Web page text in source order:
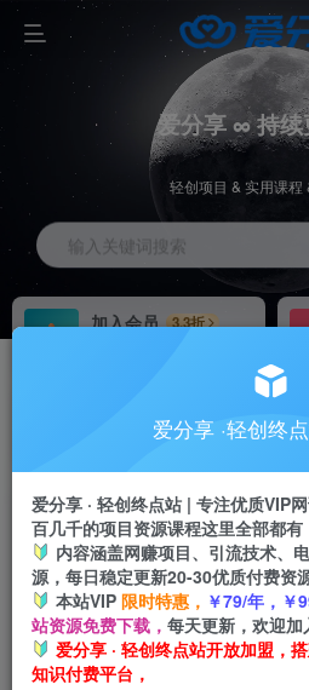
爱分享 ∞ 持续
轻创项目 & 实用课程
输入关键词搜索
加入会员
3.3折
推广返佣高达70%
零基础也能从0到1完成注册正常
爱分享 ·轻创终
爱分享 · 轻创终点站 | 专注优质VIP
百几千的项目资源课程这里全部都有
内容涵盖网赚项目、引流技术、
源，每日稳定更新20-30优质付费资
本站VIP 限时特惠， ￥79/年，￥
站资源免费下载， 每天更新，欢迎加
爱分享 · 轻创终点站开放加盟，
知识付费平台，